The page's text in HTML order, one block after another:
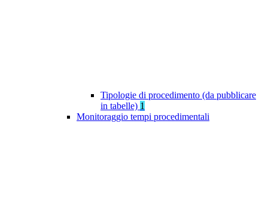
Tipologie di procedimento (da pubblicare
in tabelle) 1
Monitoraggio tempi procedimentali